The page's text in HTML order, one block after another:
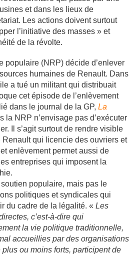
et dans les lieux de
Les actions doivent surtout
l’initiative des masses » et
de la révolte.
populaire (NRP) décide d’enlever
humaines de Renault. Dans
a tué un militant qui distribuait
cet épisode de l’enlèvement
dans le journal de la GP, La
la NRP n’envisage pas d’exécuter
Il s’agit surtout de rendre visible
Renault qui licencie des ouvriers et
enlèvement permet aussi de
entreprises qui imposent la
populaire, mais pas le
politiques et syndicales qui
du cadre de la légalité. « Les
c’est-à-dire qui
la vie politique traditionnelle,
accueillies par des organisations
ou moins forts, participent de